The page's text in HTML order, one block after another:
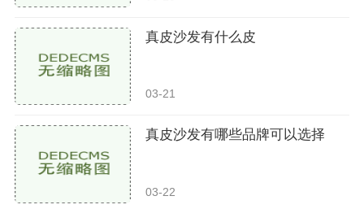
真皮沙发有什么皮
03-21
真皮沙发有哪些品牌可以选择
03-22